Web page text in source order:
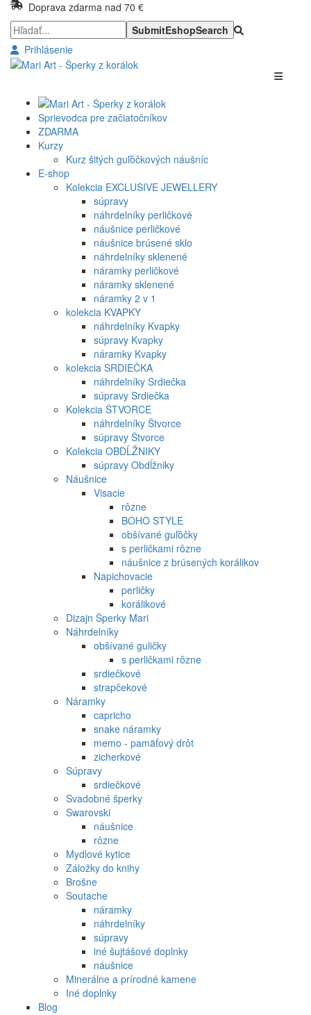
Doprava zdarma nad 70 €
Prihlásenie
Sprievodca pre začiatočníkov
ZDARMA
Kurzy
Kurz šitých guľôčkových náušníc
E-shop
Kolekcia EXCLUSIVE JEWELLERY
súpravy
náhrdelníky perličkové
náušnice perličkové
náušnice brúsené sklo
náhrdelníky sklenené
náramky perličkové
náramky sklenené
náramky 2 v 1
kolekcia KVAPKY
náhrdelníky Kvapky
súpravy Kvapky
náramky Kvapky
kolekcia SRDIEČKA
náhrdelníky Srdiečka
súpravy Srdiečka
Kolekcia ŠTVORCE
náhrdelníky Štvorce
súpravy Štvorce
Kolekcia OBDĹŽNIKY
súpravy Obdĺžniky
Náušnice
Visacie
rôzne
BOHO STYLE
obšívané guľôčky
s perličkami rôzne
náušnice z brúsených korálikov
Napichovacie
perličky
korálikové
Dizajn Šperky Mari
Náhrdelníky
obšívané guličky
s perličkami rôzne
srdiečkové
strapčekové
Náramky
capricho
snake náramky
memo - pamäťový drôt
zicherkové
Súpravy
srdiečkové
Svadobné šperky
Swarovski
náušnice
rôzne
Mydlové kytice
Záložky do knihy
Brošne
Soutache
náramky
náhrdelníky
súpravy
iné šujtášové doplnky
náušnice
Minerálne a prírodné kamene
Iné doplnky
Blog